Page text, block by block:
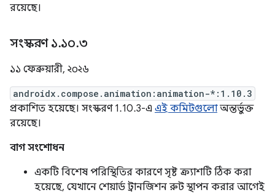
রয়েছে।
সংস্করণ ১.১০.৩
১১ ফেব্রুয়ারী, ২০২৬
androidx.compose.animation:animation-*:1.10.3
প্রকাশিত হয়েছে। সংস্করণ 1.10.3-এ এই কমিটগুলোঅন্তর্ভুক্ত
রয়েছে।
বাগ সংশোধন
একটি বিশেষ পরিস্থিতির কারণে সৃষ্ট ক্র্যাশটি ঠিক করা
হয়েছে, যেখানে শেয়ার্ড ট্রানজিশন রুট স্থাপন করার আগেই